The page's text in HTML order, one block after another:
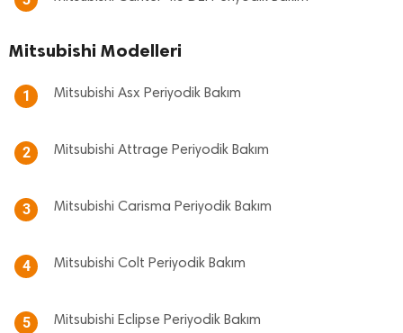
Mitsubishi Modelleri
1 Mitsubishi Asx Periyodik Bakım
2 Mitsubishi Attrage Periyodik Bakım
3 Mitsubishi Carisma Periyodik Bakım
4 Mitsubishi Colt Periyodik Bakım
5 Mitsubishi Eclipse Periyodik Bakım